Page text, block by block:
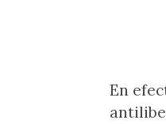
En